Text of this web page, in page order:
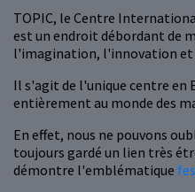
TOPIC, le Centre
est un endroit débordant de
l'imagination, l'innovation
Il s'agit de l'unique centre en
entièrement au monde des
En effet, nous ne pouvons
toujours gardé un lien très
démontre l'emblématique